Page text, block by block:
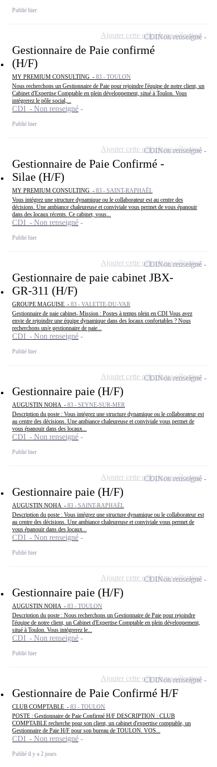
Publié hier
Gestionnaire de Paie confirmé
(H/F)
MY PREMIUM CONSULTING - 83 - TOULON
Nous recherchons un Gestionnaire de Paie pour rejoindre l'équipe de notre client, un
Cabinet d'Expertise Comptable en plein développement, situé à Toulon. Vous
intégrerez le pôle social,...
CDI - Non renseigné
Publié hier
CDINon renseigné
Ajouter cette offre à ma sélection
Gestionnaire de Paie Confirmé -
Silae (H/F)
MY PREMIUM CONSULTING - 83 - SAINT-RAPHAËL
Vous intégrez une structure dynamique ou le collaborateur est au centre des
décisions. Une ambiance chaleureuse et conviviale vous permet de vous épanouir
dans des locaux récents. Ce cabinet, vous...
CDI - Non renseigné
Publié hier
CDINon renseigné
Ajouter cette offre à ma sélection
Gestionnaire de paie cabinet JBX-
GR-311 (H/F)
GROUPE MAGUISE - 83 - VALETTE-DU-VAR
Gestionnaire de paie cabinet- Mission : Postes à temps plein en CDI Vous avez
envie de rejoindre une équipe dynamique dans des locaux confortables ? Nous
recherchons un/e gestionnaire de paie...
CDI - Non renseigné
Publié hier
CDINon renseigné
Ajouter cette offre à ma sélection
Gestionnaire paie (H/F)
AUGUSTIN NOHA - 83 - SEYNE-SUR-MER
Description du poste : Vous intégrez une structure dynamique ou le collaborateur est
au centre des décisions. Une ambiance chaleureuse et conviviale vous permet de
vous épanouir dans des locaux...
CDI - Non renseigné
Publié hier
CDINon renseigné
Ajouter cette offre à ma sélection
Gestionnaire paie (H/F)
AUGUSTIN NOHA - 83 - SAINT-RAPHAËL
Description du poste : Vous intégrez une structure dynamique ou le collaborateur est
au centre des décisions. Une ambiance chaleureuse et conviviale vous permet de
vous épanouir dans des locaux...
CDI - Non renseigné
Publié hier
CDINon renseigné
Ajouter cette offre à ma sélection
Gestionnaire paie (H/F)
AUGUSTIN NOHA - 83 - TOULON
Description du poste : Nous recherchons un Gestionnaire de Paie pour rejoindre
l'équipe de notre client, un Cabinet d'Expertise Comptable en plein développement,
situé à Toulon. Vous intégrerez le...
CDI - Non renseigné
Publié hier
CDINon renseigné
Ajouter cette offre à ma sélection
Gestionnaire de Paie Confirmé H/F
CLUB COMPTABLE - 83 - TOULON
POSTE : Gestionnaire de Paie Confirmé H/F DESCRIPTION : CLUB
COMPTABLE recherche pour son client, un cabinet d'expertise comptable, un
Gestionnaire de Paie H/F pour son bureau de TOULON. VOS...
CDI - Non renseigné
Publié il y a 2 jours
CDINon renseigné
Ajouter cette offre à ma sélection